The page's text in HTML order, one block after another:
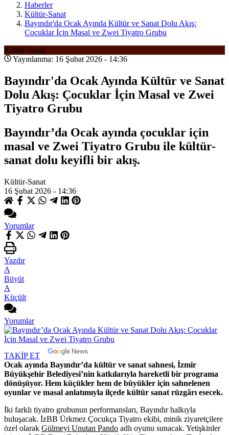
Haberler
Kültür-Sanat
Bayındır'da Ocak Ayında Kültür ve Sanat Dolu Akış:
Çocuklar İçin Masal ve Zwei Tiyatro Grubu
Kültür-Sanat
Yayınlanma: 16 Şubat 2026 - 14:36
Bayındır'da Ocak Ayında Kültür ve Sanat
Dolu Akış: Çocuklar İçin Masal ve Zwei
Tiyatro Grubu
Bayındır’da Ocak ayında çocuklar için
masal ve Zwei Tiyatro Grubu ile kültür-
sanat dolu keyifli bir akış.
Kültür-Sanat
16 Şubat 2026 - 14:36
Yorumlar
Yazdır
A
Büyüt
A
Küçült
Yorumlar
TAKİP ET
Ocak ayında Bayındır’da kültür ve sanat sahnesi, İzmir
Büyükşehir Belediyesi’nin katkılarıyla hareketli bir programa
dönüşüyor. Hem küçükler hem de büyükler için sahnelenen
oyunlar ve masal anlatımıyla ilçede kültür sanat rüzgârı esecek.
İki farklı tiyatro grubunun performansları, Bayındır halkıyla
buluşacak. İzBB Ürkmez Çocukça Tiyatro ekibi, minik ziyaretçilere
özel olarak Gülmeyi Unutan Pando adlı oyunu sunacak. Yetişkinler